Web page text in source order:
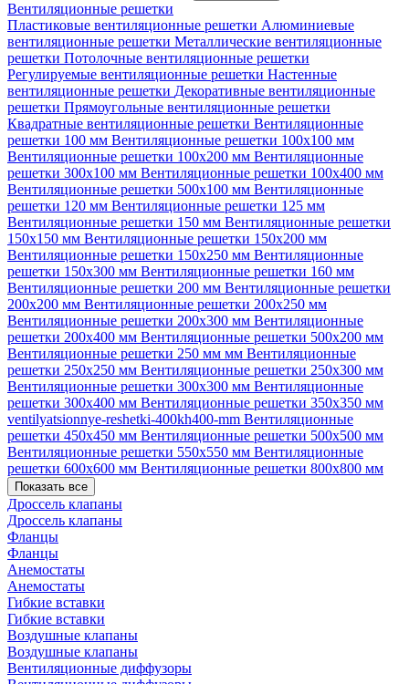
Вентиляционные решетки
Пластиковые вентиляционные решетки Алюминиевые
вентиляционные решетки Металлические вентиляционные
решетки Потолочные вентиляционные решетки
Регулируемые вентиляционные решетки Настенные
вентиляционные решетки Декоративные вентиляционные
решетки Прямоугольные вентиляционные решетки
Квадратные вентиляционные решетки Вентиляционные
решетки 100 мм Вентиляционные решетки 100х100 мм
Вентиляционные решетки 100х200 мм Вентиляционные
решетки 300х100 мм Вентиляционные решетки 100х400 мм
Вентиляционные решетки 500х100 мм Вентиляционные
решетки 120 мм Вентиляционные решетки 125 мм
Вентиляционные решетки 150 мм Вентиляционные решетки
150х150 мм Вентиляционные решетки 150х200 мм
Вентиляционные решетки 150х250 мм Вентиляционные
решетки 150х300 мм Вентиляционные решетки 160 мм
Вентиляционные решетки 200 мм Вентиляционные решетки
200х200 мм Вентиляционные решетки 200х250 мм
Вентиляционные решетки 200х300 мм Вентиляционные
решетки 200х400 мм Вентиляционные решетки 500х200 мм
Вентиляционные решетки 250 мм мм Вентиляционные
решетки 250х250 мм Вентиляционные решетки 250х300 мм
Вентиляционные решетки 300х300 мм Вентиляционные
решетки 300х400 мм Вентиляционные решетки 350х350 мм
ventilyatsionnye-reshetki-400kh400-mm Вентиляционные
решетки 450х450 мм Вентиляционные решетки 500х500 мм
Вентиляционные решетки 550х550 мм Вентиляционные
решетки 600х600 мм Вентиляционные решетки 800х800 мм
Показать все
Дроссель клапаны
Дроссель клапаны
Фланцы
Фланцы
Анемостаты
Анемостаты
Гибкие вставки
Гибкие вставки
Воздушные клапаны
Воздушные клапаны
Вентиляционные диффузоры